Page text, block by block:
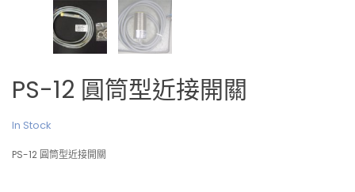
PS-12 圓筒型近接開關
In Stock
PS-12 圓筒型近接開關